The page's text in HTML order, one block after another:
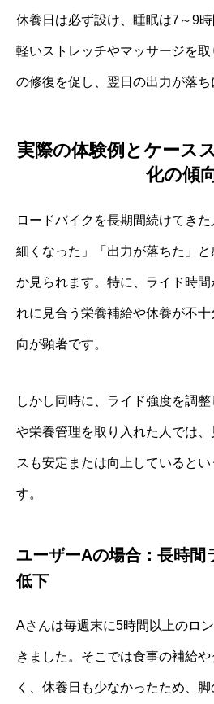
休養日は必ず設け、睡眠は7～9
軽いストレッチやマッサージを
の修復を促し、翌日の出力が落ち
実際の体験例とケース
化の傾
ロードバイクを長期間続けてき
細くなった」「出力が落ちた」
か見られます。特に、ライド時
れに見合う栄養補給や休養が不
向が顕著です。
しかし同時に、ライド強度を調
や栄養管理を取り入れた人では
スも安定または向上していると
す。
ユーザーAの場合：長時間
低下
Aさんは毎週末に5時間以上のロ
きました。そこでは食事の補給
く、休養日も少なかったため、